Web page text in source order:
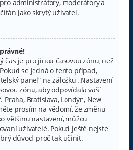
administrátory, moderátory a
jako skrytý uživatel.
čas je pro jinou časovou zónu, než
se jedná o tento případ,
panel“ na záložku „Nastavení
zónu, aby odpovídala vaší
Bratislava, Londýn, New
prosím na vědomí, že změnu
většinu nastavení, můžou
uživatelé. Pokud ještě nejste
důvod, proč tak učinit.